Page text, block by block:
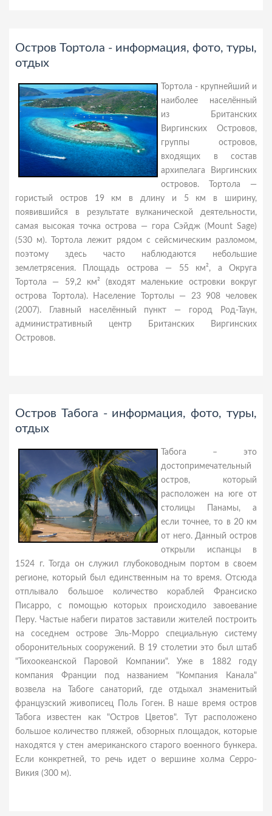
Остров Тортола - информация, фото, туры,
отдых
Тортола - крупнейший и
наиболее населённый
из Британских
Виргинских Островов,
группы островов,
входящих в состав
архипелага Виргинских
островов. Тортола —
гористый остров 19 км в длину и 5 км в ширину,
появившийся в результате вулканической деятельности,
самая высокая точка острова — гора Сэйдж (Mount Sage)
(530 м). Тортола лежит рядом с сейсмическим разломом,
поэтому здесь часто наблюдаются небольшие
землетрясения. Площадь острова — 55 км², а Округа
Тортола — 59,2 км² (входят маленькие островки вокруг
острова Тортола). Население Тортолы — 23 908 человек
(2007). Главный населённый пункт — город Род-Таун,
административный центр Британских Виргинских
Островов.
Остров Табога - информация, фото, туры,
отдых
Табога – это
достопримечательный
остров, который
расположен на юге от
столицы Панамы, а
если точнее, то в 20 км
от него. Данный остров
открыли испанцы в
1524 г. Тогда он служил глубоководным портом в своем
регионе, который был единственным на то время. Отсюда
отплывало большое количество кораблей Франсиско
Писарро, с помощью которых происходило завоевание
Перу. Частые набеги пиратов заставили жителей построить
на соседнем острове Эль-Морро специальную систему
оборонительных сооружений. В 19 столетии это был штаб
"Тихоокеанской Паровой Компании". Уже в 1882 году
компания Франции под названием "Компания Канала"
возвела на Табоге санаторий, где отдыхал знаменитый
французский живописец Поль Гоген. В наше время остров
Табога известен как "Остров Цветов". Тут расположено
большое количество пляжей, обзорных площадок, которые
находятся у стен американского старого военного бункера.
Если конкретней, то речь идет о вершине холма Серро-
Викия (300 м).